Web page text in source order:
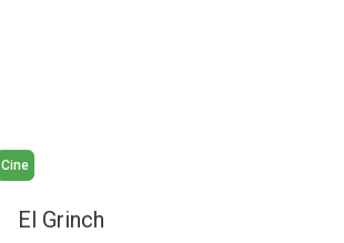
Cine
El Grinch